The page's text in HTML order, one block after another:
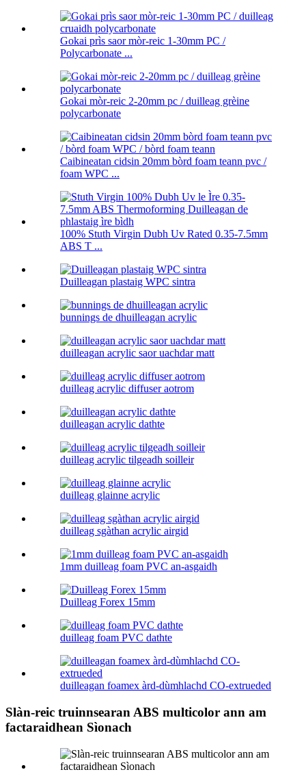
Gokai prìs saor mòr-reic 1-30mm PC /
Polycarbonate ...
Gokai mòr-reic 2-20mm pc / duilleag grèine
polycarbonate
Caibineatan cidsin 20mm bòrd foam teann pvc /
foam WPC ...
100% Stuth Virgin Dubh Uv Rated 0.35-7.5mm
ABS T ...
Duilleagan plastaig WPC sintra
bunnings de dhuilleagan acrylic
duilleagan acrylic saor uachdar matt
duilleag acrylic diffuser aotrom
duilleagan acrylic dathte
duilleag acrylic tilgeadh soilleir
duilleag glainne acrylic
duilleag sgàthan acrylic airgid
1mm duilleag foam PVC an-asgaidh
Duilleag Forex 15mm
duilleag foam PVC dathte
duilleagan foamex àrd-dùmhlachd CO-extrueded
Slàn-reic truinnsearan ABS multicolor ann am
factaraidhean Sìonach